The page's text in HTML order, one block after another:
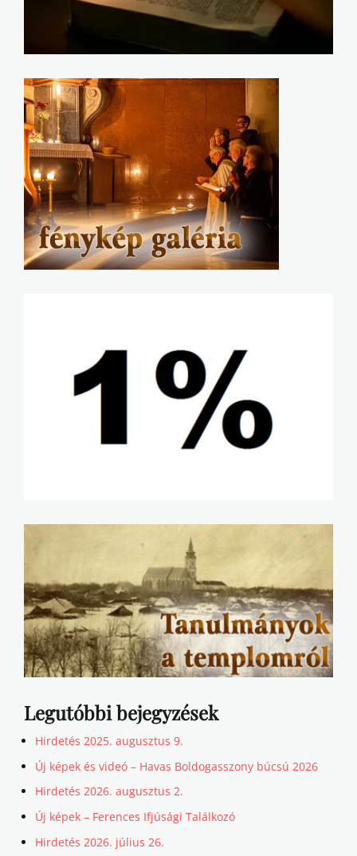
Legutóbbi bejegyzések
Hirdetés 2025. augusztus 9.
Új képek és videó – Havas Boldogasszony búcsú 2026
Hirdetés 2026. augusztus 2.
Új képek – Ferences Ifjúsági Találkozó
Hirdetés 2026. július 26.